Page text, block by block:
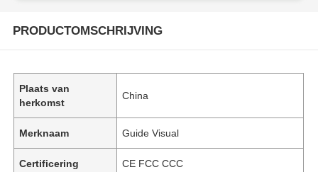
PRODUCTOMSCHRIJVING
Plaats van
herkomst
China
Merknaam Guide Visual
Certificering CE FCC CCC